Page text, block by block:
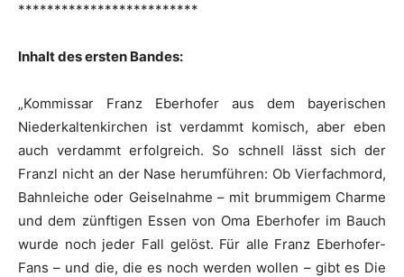
*************************
Inhalt des ersten Bandes:
„Kommissar Franz Eberhofer aus dem bayerischen
Niederkaltenkirchen ist verdammt komisch, aber eben
auch verdammt erfolgreich. So schnell lässt sich der
Franzl nicht an der Nase herumführen: Ob Vierfachmord,
Bahnleiche oder Geiselnahme – mit brummigem Charme
und dem zünftigen Essen von Oma Eberhofer im Bauch
wurde noch jeder Fall gelöst. Für alle Franz Eberhofer-
Fans – und die, die es noch werden wollen – gibt es Die